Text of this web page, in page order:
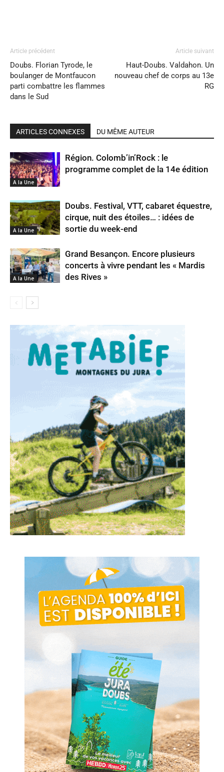
Article précédent
Doubs. Florian Tyrode, le
boulanger de Montfaucon
parti combattre les flammes
dans le Sud
Article suivant
Haut-Doubs. Valdahon. Un
nouveau chef de corps au 13e
RG
ARTICLES CONNEXES DU MÊME AUTEUR
A la Une
Région. Colomb’in’Rock : le
programme complet de la 14e édition
A la Une
Doubs. Festival, VTT, cabaret équestre,
cirque, nuit des étoiles… : idées de
sortie du week-end
A la Une
Grand Besançon. Encore plusieurs
concerts à vivre pendant les « Mardis
des Rives »